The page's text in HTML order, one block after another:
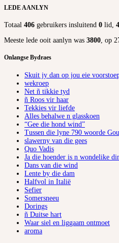
LEDE AANLYN
Totaal 406 gebruikers insluitend 0 lid,
Meeste lede ooit aanlyn was 3800, op
Onlangse Bydraes
Skuit jy dan op jou eie
wekroep
Net ñ tikkie tyd
ñ Roos vir haar
Tekkies vir liefde
Alles behalwe n glasskoen
“Gee die hond wind”
Tussen die lyne 790 woorde
slawerny van die gees
Quo Vadis
Ja die hoender is n wondelike
Dans van die wind
Lente by die dam
Halfvol in Italië
Sefier
Somersneeu
Dorings
ñ Duitse hart
Waar siel en liggaam ontmoet
aroma